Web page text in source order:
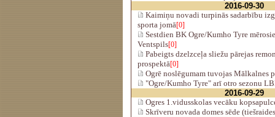
2016-09-30
Kaimiņu novadi turpinās sadarbību
sporta jomā[0]
Sestdien BK Ogre/Kumho Tyre
Ventspils[0]
Pabeigts dzelzceļa sliežu pārejas
prospektā[0]
Ogrē noslēgumam tuvojas Mālkalnes
"Ogre/Kumho Tyre" arī otro sezonu
2016-09-29
Ogres 1.vidusskolas vecāku
Skrīveru novada domes sēde